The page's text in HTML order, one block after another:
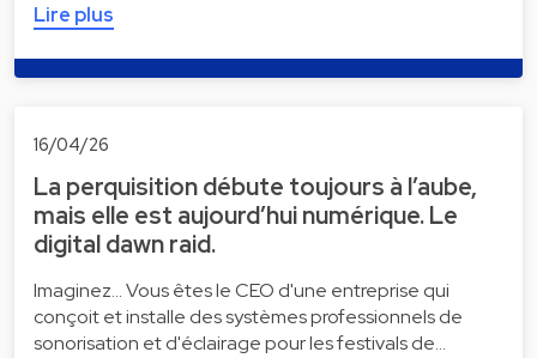
Lire plus
16/04/26
La perquisition débute toujours à l’aube,
mais elle est aujourd’hui numérique. Le
digital dawn raid.
Imaginez... Vous êtes le CEO d'une entreprise qui
conçoit et installe des systèmes professionnels de
sonorisation et d'éclairage pour les festivals de…